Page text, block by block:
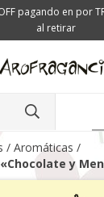
pagando en por
al retirar
/ Aromáticas /
y